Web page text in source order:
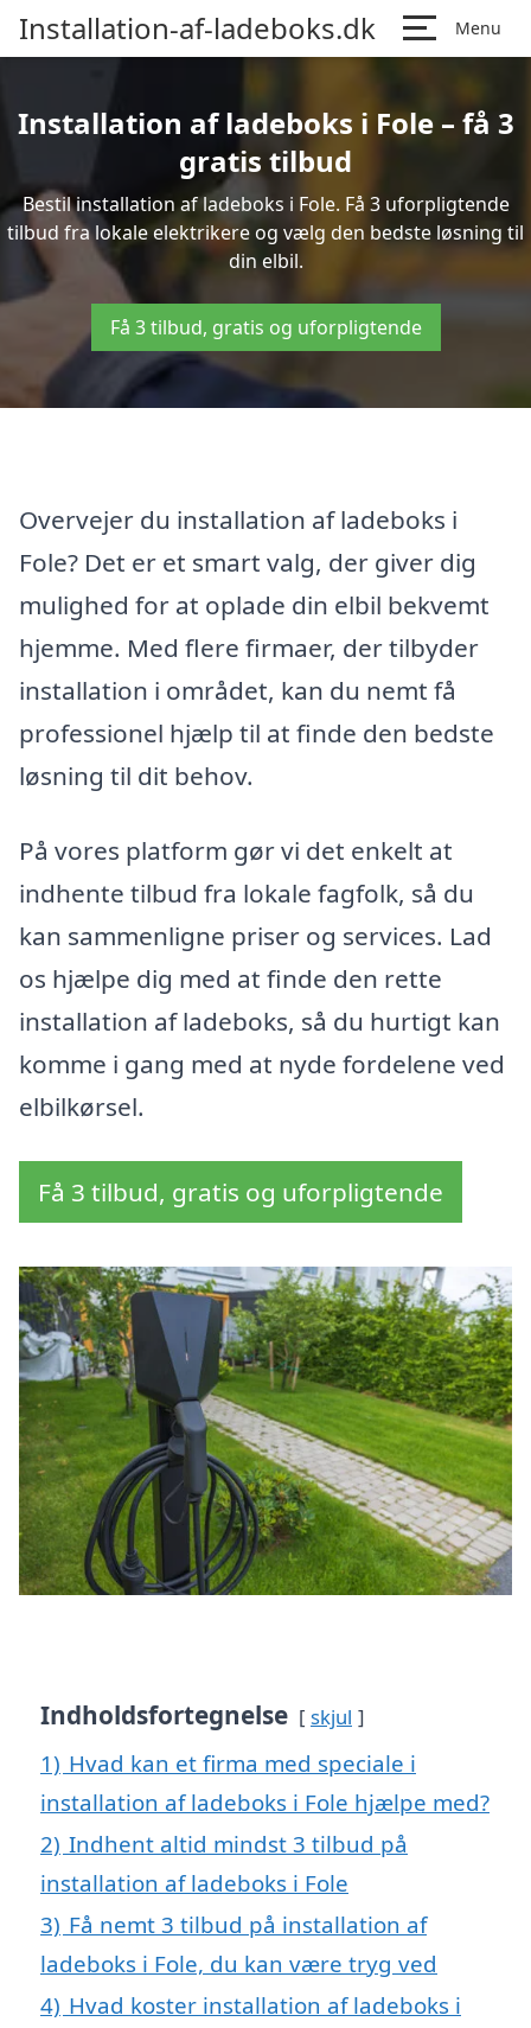
Installation-af-ladeboks.dk Menu
Installation af ladeboks i Fole – få 3
gratis tilbud
Bestil installation af ladeboks i Fole. Få 3 uforpligtende
tilbud fra lokale elektrikere og vælg den bedste løsning til
din elbil.
Få 3 tilbud, gratis og uforpligtende
Overvejer du installation af ladeboks i
Fole? Det er et smart valg, der giver dig
mulighed for at oplade din elbil bekvemt
hjemme. Med flere firmaer, der tilbyder
installation i området, kan du nemt få
professionel hjælp til at finde den bedste
løsning til dit behov.
På vores platform gør vi det enkelt at
indhente tilbud fra lokale fagfolk, så du
kan sammenligne priser og services. Lad
os hjælpe dig med at finde den rette
installation af ladeboks, så du hurtigt kan
komme i gang med at nyde fordelene ved
elbilkørsel.
Få 3 tilbud, gratis og uforpligtende
Indholdsfortegnelse skjul
1) Hvad kan et firma med speciale i
installation af ladeboks i Fole hjælpe med?
2) Indhent altid mindst 3 tilbud på
installation af ladeboks i Fole
3) Få nemt 3 tilbud på installation af
ladeboks i Fole, du kan være tryg ved
4) Hvad koster installation af ladeboks i